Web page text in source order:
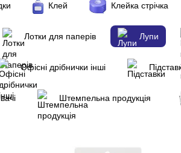
Клей Клейка стрічка
Лотки для паперів Лупи
Офісні дрібнички інші
Штемпельна продукція